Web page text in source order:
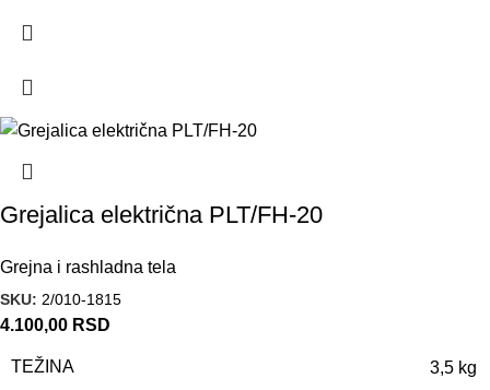
Grejalica električna PLT/FH-20
Grejna i rashladna tela
SKU: 2/010-1815
4.100,00 RSD
TEŽINA 3,5 kg